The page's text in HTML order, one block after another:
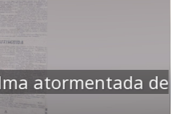
atormentada de